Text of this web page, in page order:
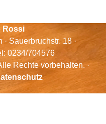
Rossi
Sauerbruchstr. 18 ·
0234/704576
Rechte vorbehalten. ·